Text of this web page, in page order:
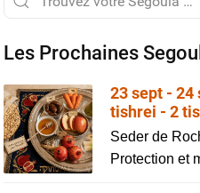
Les Prochaines
23 sept - 24
tishrei - 2
Seder de
Protection et